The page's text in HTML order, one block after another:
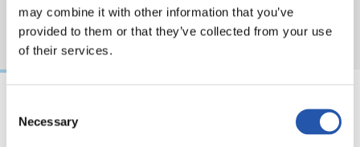
may combine it with other information that you’ve
provided to them or that they’ve collected from your use
of their services.
Selection
Necessary
06/08/2026 30/07/2026